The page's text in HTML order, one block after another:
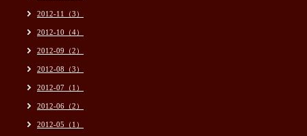
2012-11（3）
2012-10（4）
2012-09（2）
2012-08（3）
2012-07（1）
2012-06（2）
2012-05（1）